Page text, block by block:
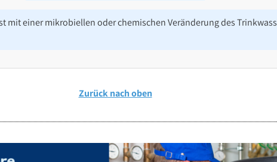
mit einer mikrobiellen oder chemischen Veränderung des
Zurück nach oben